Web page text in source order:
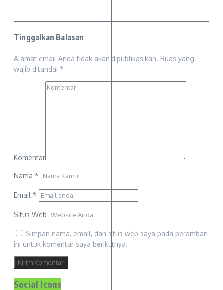
Tinggalkan Balasan
Alamat email Anda tidak akan dipublikasikan. Ruas yang
wajib ditandai *
Komentar
Nama *
Email *
Situs Web
Simpan nama, email, dan situs web saya pada peramban
ini untuk komentar saya berikutnya.
Social Icons